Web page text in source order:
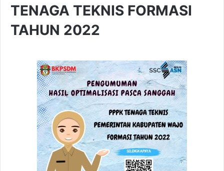
TENAGA TEKNIS FORMASI
TAHUN 2022